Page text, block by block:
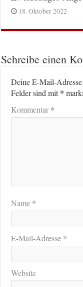
18. Oktober 2022
Schreibe einen
Deine E-Mail-
Felder sind mit*
Kommentar*
Name *
E-Mail-Adresse *
Website